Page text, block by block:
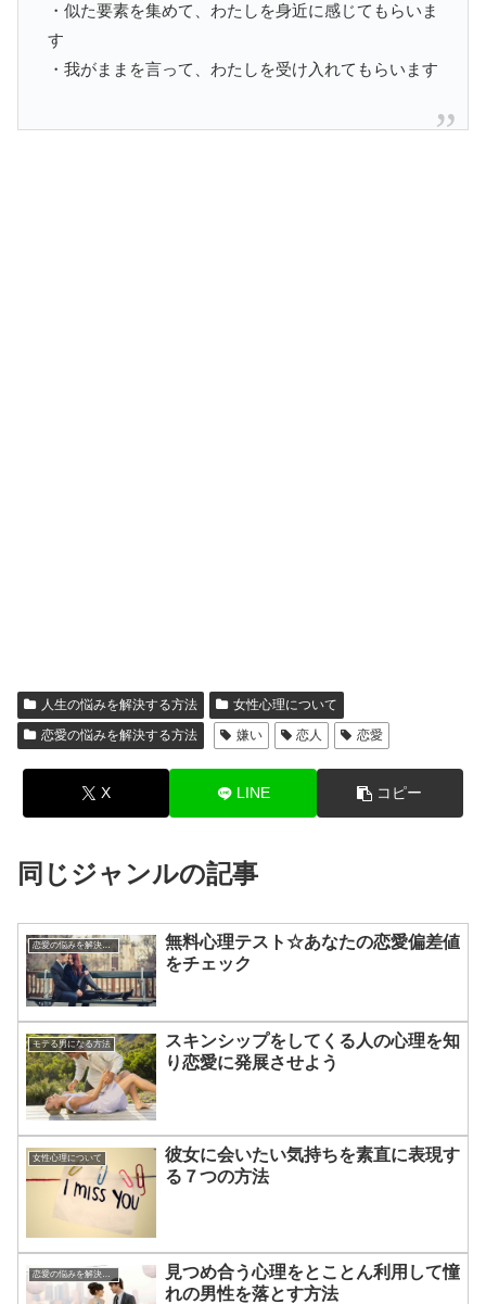
・似た要素を集めて、わたしを身近に感じてもらいま
す
・我がままを言って、わたしを受け入れてもらいます
人生の悩みを解決する方法
女性心理について
恋愛の悩みを解決する方法
嫌い 恋人 恋愛
X LINE コピー
同じジャンルの記事
無料心理テスト☆あなたの恋愛偏差値
をチェック
モテる男になる方法
スキンシップをしてくる人の心理を知
り恋愛に発展させよう
女性心理について
彼女に会いたい気持ちを素直に表現す
る７つの方法
恋愛の悩みを解決する方法
見つめ合う心理をとことん利用して憧
れの男性を落とす方法